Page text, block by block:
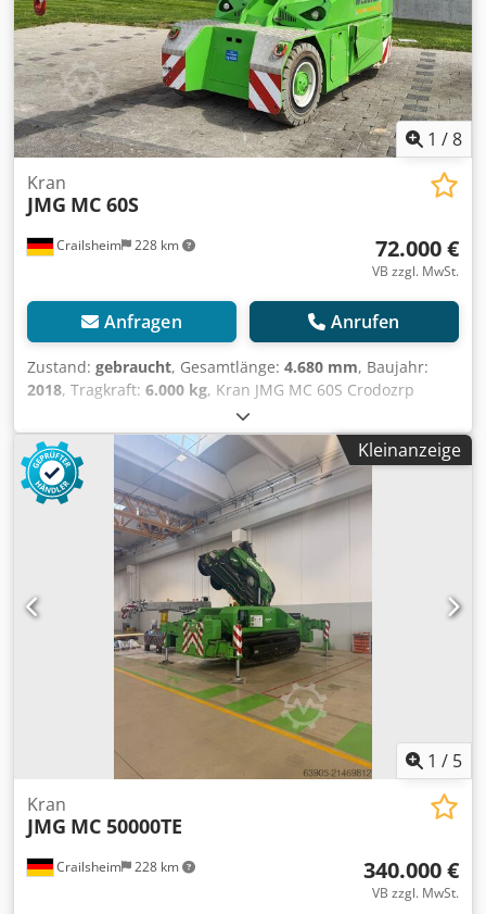
1 /8
Crailsheim 228 km
Kran
JMG MC 60S
72.000 €
VB zzgl. MwSt.
Anfragen Anrufen
Zustand: gebraucht, Gesamtlänge: 4.680 mm, Baujahr:
2018, Tragkraft: 6.000 kg, Kran JMG MC 60S Crodozrp
Hzspfx Aflof Antrieb Elektro Baujahr 2018 Tragkraft (kg)
6.000
Kleinanzeige
1 / 5
Crailsheim 228 km
Kran
JMG MC 50000TE
340.000 €
VB zzgl. MwSt.